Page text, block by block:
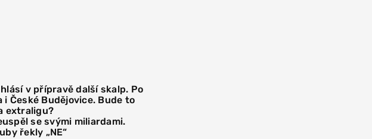
v přípravě další skalp. Po
i České Budějovice. Bude to
extraligu?
se svými miliardami.
řekly „NE“